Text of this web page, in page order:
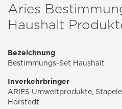
Aries
Haushalt
Bezeichnung
Bestimmungs-Set Haushalt
Inverkehrbringer
ARIES Umweltprodukte,
Horstedt